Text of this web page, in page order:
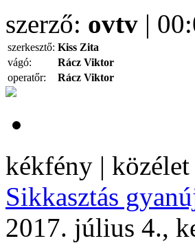
szerző: ovtv |
szerkesztő: Kiss Zita
vágó:
Rácz Viktor
operatőr:
Rácz Viktor
kékfény | közélet
Sikkasztás
2017. július 4.,